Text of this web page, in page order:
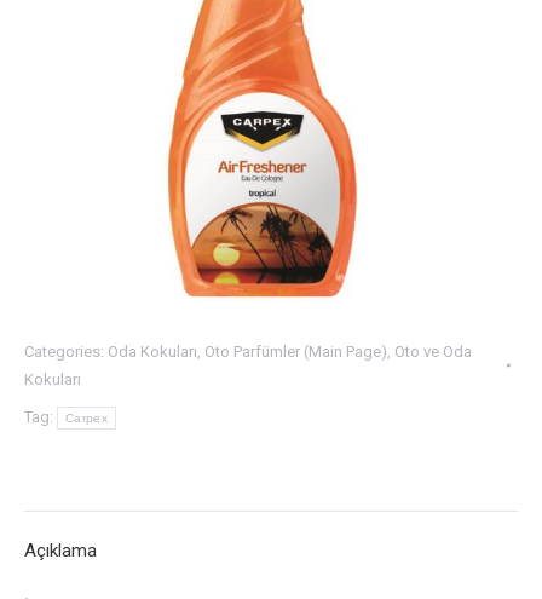
Categories: Oda Kokuları Oto Parfümler (Main Page) Oto ve Oda
Kokuları
Tag: Carpex
Açıklama